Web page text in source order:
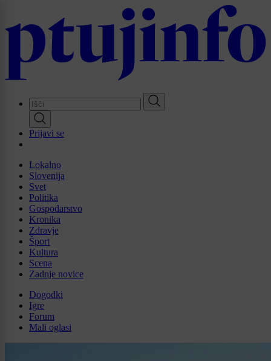
main
Prijavi se
Lokalno
Slovenija
Svet
Politika
Gospodarstvo
Kronika
Zdravje
Šport
Kultura
Scena
Zadnje novice
Dogodki
Igre
Forum
Mali oglasi